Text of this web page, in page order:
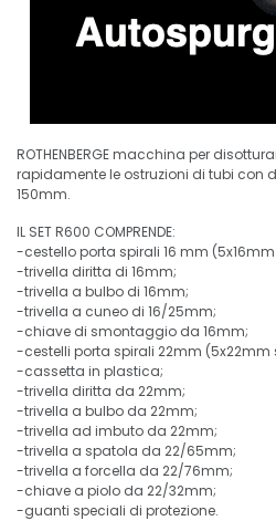
ROTHENBERGE macchina per
rapidamente le ostruzioni di tubi con
150mm.
IL SET R600 COMPRENDE:
-cestello porta spirali 16 mm
-trivella diritta di 16mm;
-trivella a bulbo di 16mm;
-trivella a cuneo di 16/25mm;
-chiave di smontaggio da 16mm;
-cestelli porta spirali 22mm
-cassetta in plastica;
-trivella diritta da 22mm;
-trivella a bulbo da 22mm;
-trivella ad imbuto da 22mm;
-trivella a spatola da 22/65mm;
-trivella a forcella da 22/76mm;
-chiave a piolo da 22/32mm;
-guanti speciali di protezione.